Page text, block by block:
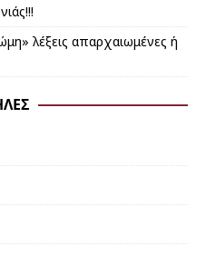
λέξεις απαρχαιωμένες ή